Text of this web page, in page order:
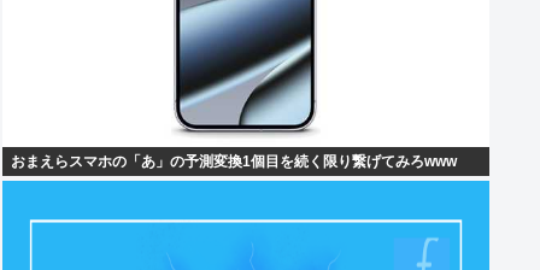
おまえらスマホの「あ」の予測変換1個目を続く限り繋げてみろwww